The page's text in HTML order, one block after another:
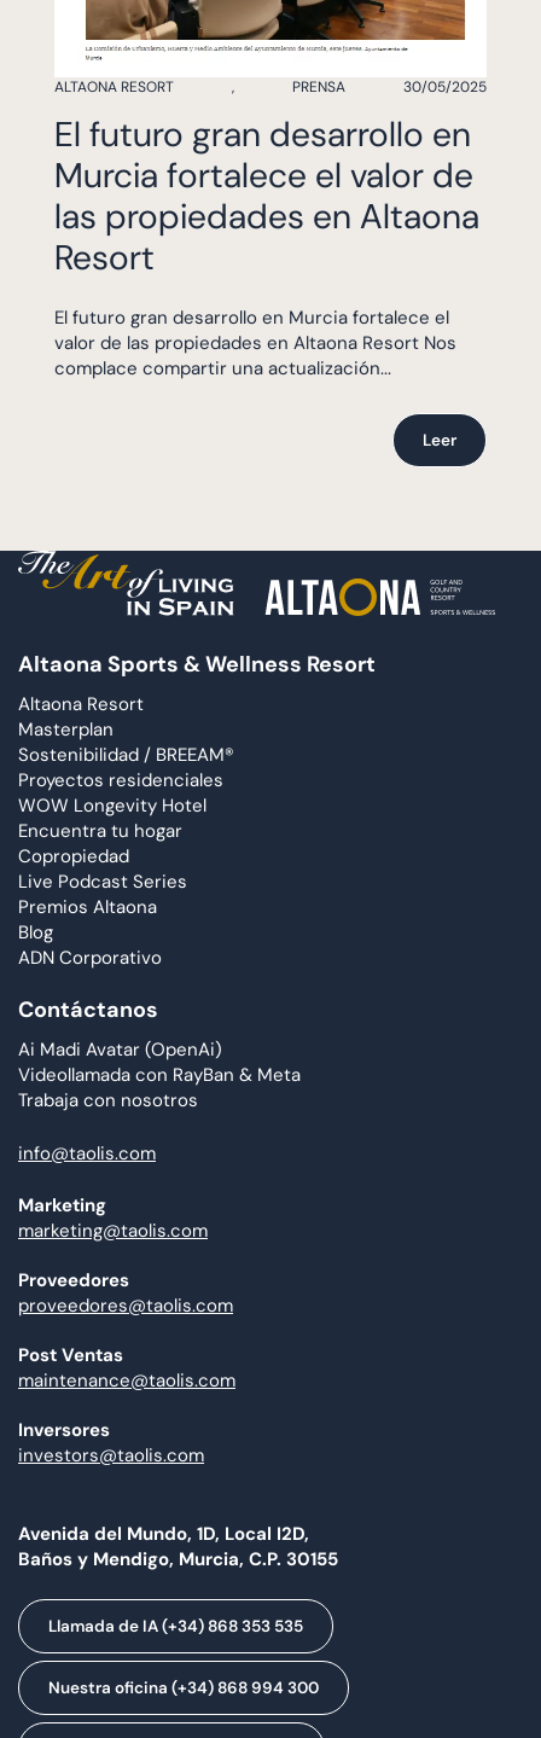
ALTAONA RESORT , PRENSA 30/05/2025
El futuro gran desarrollo en
Murcia fortalece el valor de
las propiedades en Altaona
Resort
El futuro gran desarrollo en Murcia fortalece el
valor de las propiedades en Altaona Resort Nos
complace compartir una actualización...
Leer
Altaona Sports & Wellness Resort
Altaona Resort
Masterplan
Sostenibilidad / BREEAM®
Proyectos residenciales
WOW Longevity Hotel
Encuentra tu hogar
Copropiedad
Live Podcast Series
Premios Altaona
Blog
ADN Corporativo
Contáctanos
Ai Madi Avatar (OpenAi)
Videollamada con RayBan & Meta
Trabaja con nosotros
info@taolis.com
Marketing
marketing@taolis.com
Proveedores
proveedores@taolis.com
Post Ventas
maintenance@taolis.com
Inversores
investors@taolis.com
Avenida del Mundo, 1D, Local I2D,
Baños y Mendigo, Murcia, C.P. 30155
Llamada de IA (+34) 868 353 535
Nuestra oficina (+34) 868 994 300